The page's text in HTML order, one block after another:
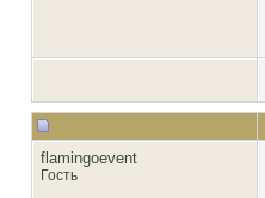
flamingoevent
Гость